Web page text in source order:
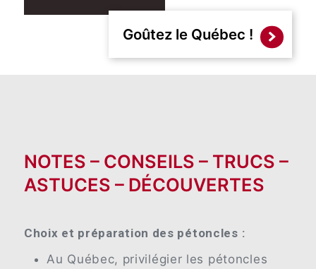
Goûtez le Québec !
NOTES – CONSEILS – TRUCS –
ASTUCES – DÉCOUVERTES
Choix et préparation des pétoncles :
Au Québec, privilégier les pétoncles